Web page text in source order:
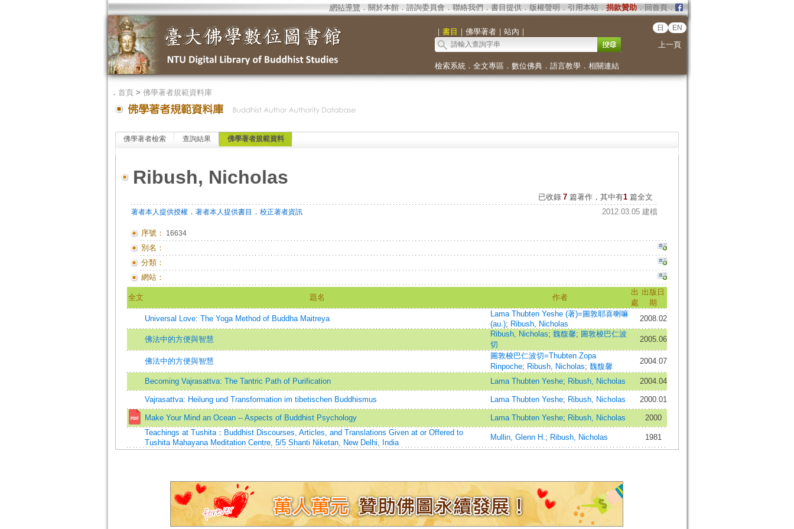
網站導覽 ． 關於本館． 諮詢委員會． 聯絡我們 ． 書目提供． 版權聲明 ． 引用本站． 捐款贊助．回首頁．
｜ 書目 ｜ 佛學著者｜ 站內 ｜ 日 EN
上一頁
檢索系統． 全文專區 ． 數位佛典． 語言教學． 相關連結
． 首頁> 佛學著者規範資料庫
佛學著者檢索 查詢結果 佛學著者規範資料
Ribush, Nicholas
已收錄 7 篇著作，其中有1篇全文
著者本人提供授權． 著者本人提供書目 ． 校正著者資訊 2012.03.05 建檔
序號： 16634
別名：
分類：
網站：
全文 題名 作者
出
處
出版日
期
Universal Love: The Yoga Method of Buddha Maitreya
Lama Thubten Yeshe (著)=圖敦耶喜喇嘛
(au.); Ribush, Nicholas
2008.02
佛法中的方便與智慧
Ribush, Nicholas; 魏馥馨; 圖敦梭巴仁波
切
2005.06
佛法中的方便與智慧
圖敦梭巴仁波切=Thubten Zopa
Rinpoche; Ribush, Nicholas; 魏馥馨
2004.07
Becoming Vajrasattva: The Tantric Path of Purification Lama Thubten Yeshe; Ribush, Nicholas 2004.04
Vajrasattva: Heilung und Transformation im tibetischen Buddhismus Lama Thubten Yeshe; Ribush, Nicholas 2000.01
Make Your Mind an Ocean -- Aspects of Buddhist Psychology Lama Thubten Yeshe; Ribush, Nicholas
2000
Teachings at Tushita：Buddhist Discourses, Articles, and Translations Given at or Offered to
Tushita Mahayana Meditation Centre, 5/5 Shanti Niketan, New Delhi, India
Mullin, Glenn H.; Ribush, Nicholas 1981